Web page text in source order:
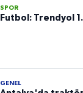
SPOR
Futbol: Trendyol
GENEL